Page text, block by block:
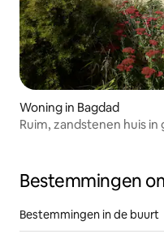
Woning in Bagdad
Ruim, zandstenen huis
Bestemmingen
Bestemmingen in de buurt